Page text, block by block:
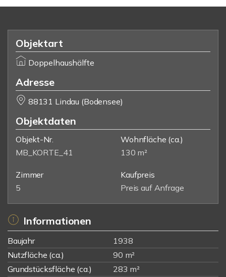
Objektart
Doppelhaushälfte
Adresse
88131 Lindau (Bodensee)
Objektdaten
Objekt-Nr.
MB_KORTE_41
Wohnfläche (ca.)
130 m²
Zimmer
5
Kaufpreis
Preis auf Anfrage
Informationen
Baujahr
1938
Nutzfläche (ca.)
90 m²
Grundstücksfläche (ca.)
283 m²